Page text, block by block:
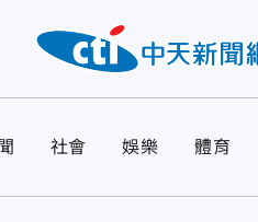
社會 娛樂 體育